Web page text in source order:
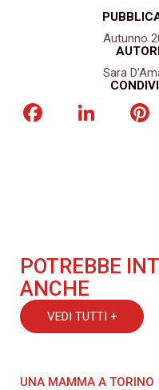
Autunno
Sara
Facebook
POTREBBE
ANCHE
VEDI TUTTI +
UNA MAMMA A TORINO